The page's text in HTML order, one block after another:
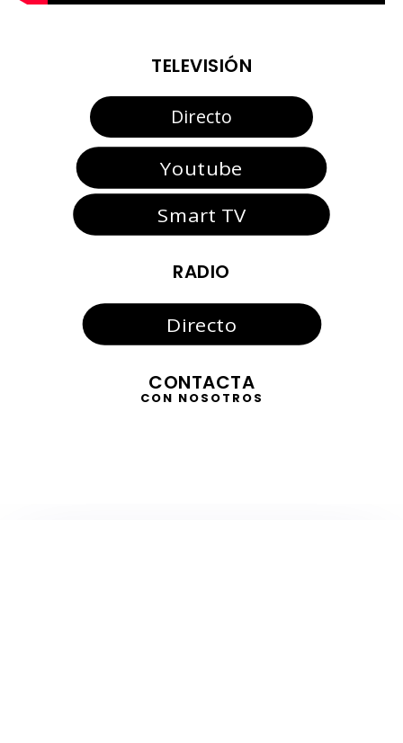
TELEVISIÓN
Directo
Youtube
Smart TV
RADIO
Directo
CONTACTA
CON NOSOTROS